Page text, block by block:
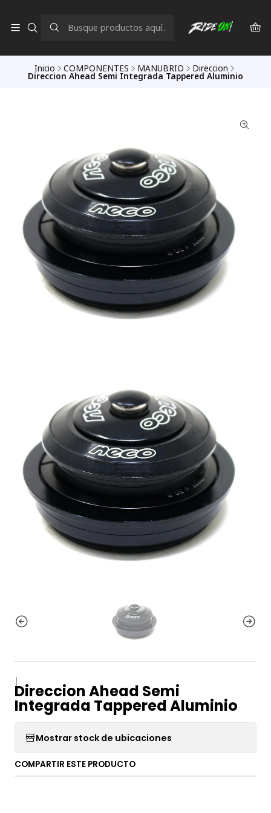
Inicio COMPONENTES MANUBRIO Direccion
Direccion Ahead Semi Integrada Tappered Aluminio
|
Direccion Ahead Semi
Integrada Tappered Aluminio
Mostrar stock de ubicaciones
COMPARTIR ESTE PRODUCTO